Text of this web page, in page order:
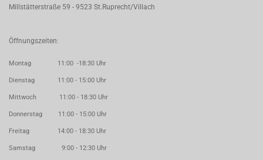
Millstätterstraße 59 - 9523 St.Ruprecht/Villach
Öffnungszeiten:
Montag 11:00 -18:30 Uhr
Dienstag 11:00 - 15:00 Uhr
Mittwoch 11:00 - 18:30 Uhr
Donnerstag 11:00 - 15:00 Uhr
Freitag 14:00 - 18:30 Uhr
Samstag 9:00 - 12:30 Uhr